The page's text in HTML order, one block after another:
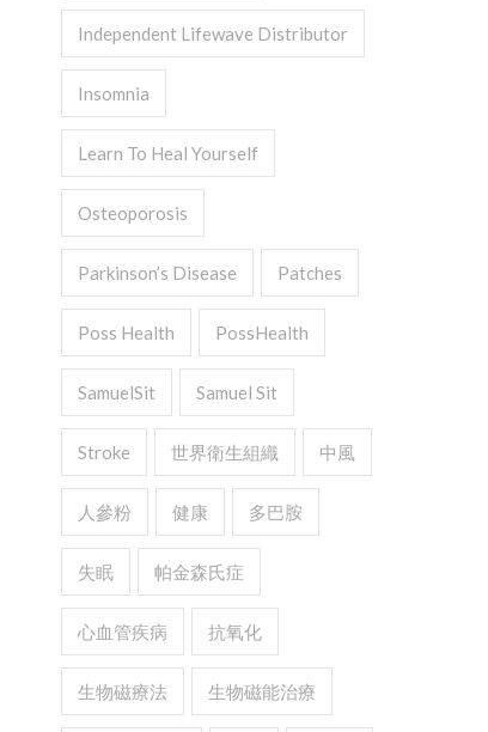
Independent Lifewave Distributor
Insomnia
Learn To Heal Yourself
Osteoporosis
Parkinson’s Disease Patches
Poss Health PossHealth
SamuelSit Samuel Sit
Stroke 世界衛生組織 中風
人參粉 健康 多巴胺
失眠 帕金森氏症
心血管疾病 抗氧化
生物磁療法 生物磁能治療